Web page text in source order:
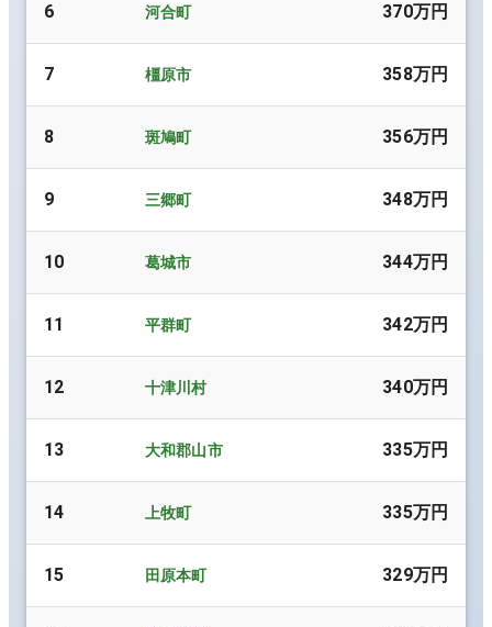
6 河合町 370万円
7 橿原市 358万円
8 斑鳩町 356万円
9 三郷町 348万円
10 葛城市 344万円
11 平群町 342万円
12 十津川村 340万円
13 大和郡山市 335万円
14 上牧町 335万円
15 田原本町 329万円